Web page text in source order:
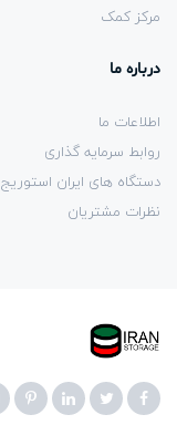
مرکز کمک
درباره ما
اطلاعات ما
روابط سرمایه گذاری
دستگاه های ایران استوریج
نظرات مشتریان